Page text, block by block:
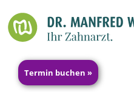
Termin buchen »